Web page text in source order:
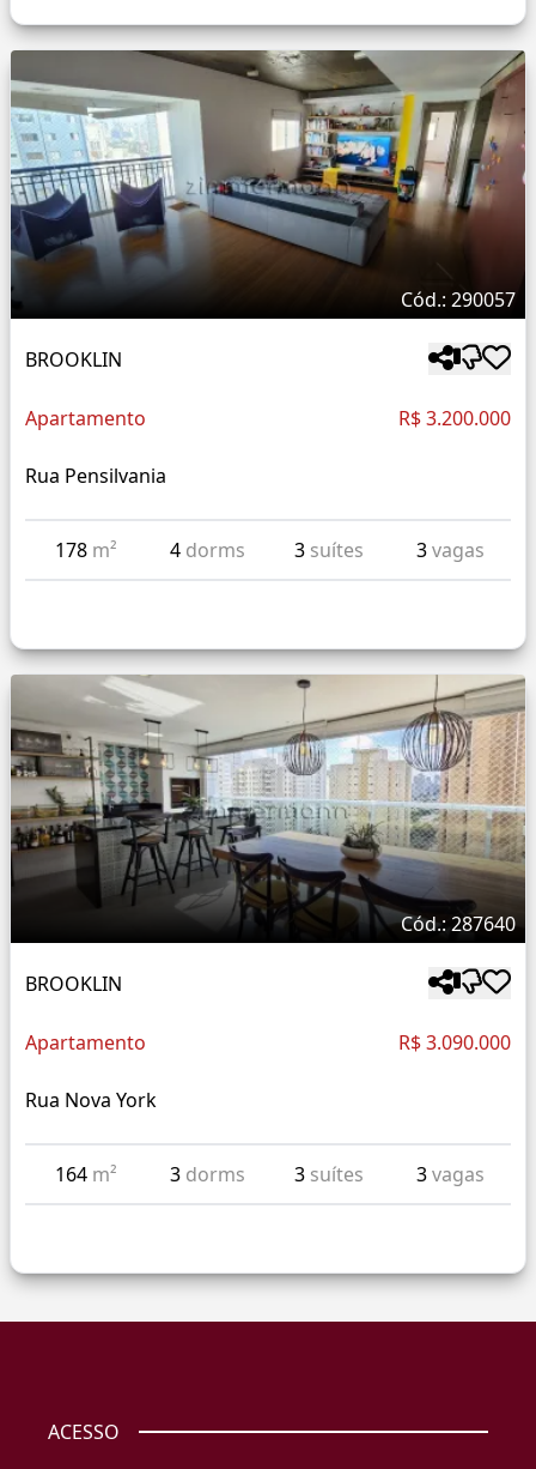
Cód.: 290057
BROOKLIN
Apartamento R$ 3.200.000
Rua Pensilvania
178 m² 4 dorms 3 suítes 3vagas
Cód.: 287640
BROOKLIN
Apartamento R$ 3.090.000
Rua Nova York
164 m² 3 dorms 3 suítes 3vagas
ACESSO